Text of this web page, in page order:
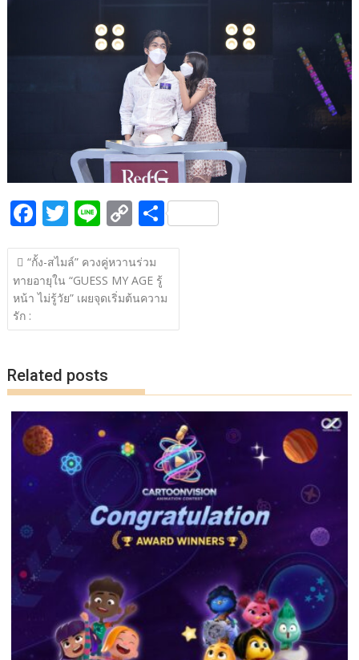
Li
n
k
F
ac
e
b
o
k
T
w
itt
er
Li
n
e
C
o
p
y
n
S
h
e
แนะแนว
เรื่อง
“กั้ง-สไมล์” ควงคู่หวานร่วม
ทายอายุใน “GUESS MY AGE รู้
หน้า ไม่รู้วัย” เผยจุดเริ่มต้นความ
รัก :
Related posts